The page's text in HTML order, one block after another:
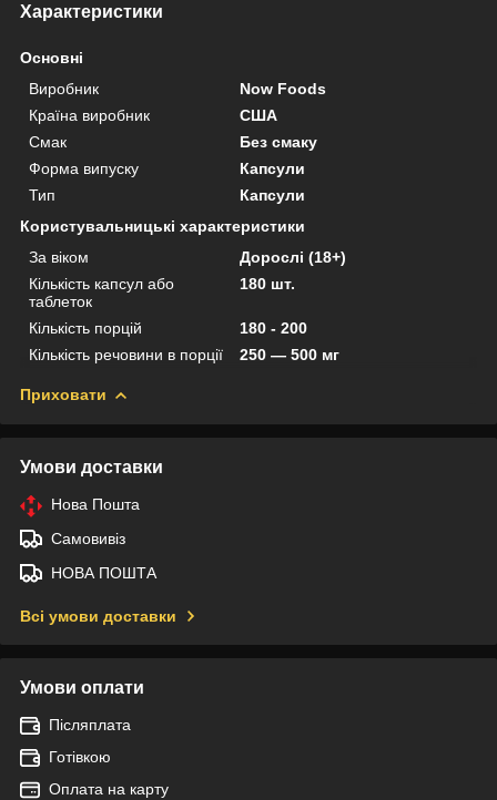
Характеристики
Основні
Виробник
Now Foods
Країна виробник
США
Смак
Без смаку
Форма випуску
Капсули
Тип
Капсули
Користувальницькі характеристики
За віком
Дорослі (18+)
Кількість капсул або
таблеток
180 шт.
Кількість порцій
180 - 200
Кількість речовини в порції
250 — 500 мг
Приховати
Умови доставки
Нова Пошта
Самовивіз
НОВА ПОШТА
Всі умови доставки
Умови оплати
Післяплата
Готівкою
Оплата на карту